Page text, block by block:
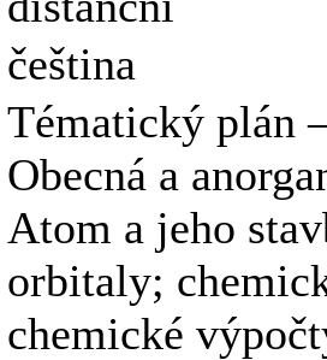
čeština
Tématický plán
Obecná a
Atom a jeho
orbitaly;
chemické